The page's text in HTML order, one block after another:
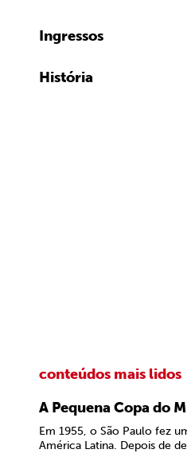
Ingressos
História
conteúdos mais lidos
A Pequena Copa do
Em 1955, o São Paulo fez
América Latina. Depois de